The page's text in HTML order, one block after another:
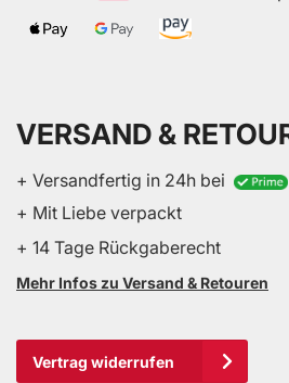
VERSAND &
+ Versandfertig in 24h bei
+ Mit Liebe verpackt
+ 14 Tage Rückgaberecht
Mehr Infos zu Versand & Retouren
Vertrag widerrufen